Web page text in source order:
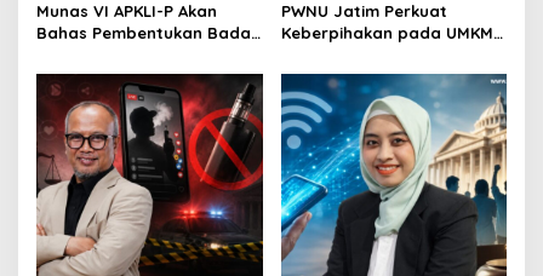
Munas VI APKLI-P Akan
Bahas Pembentukan Badan
Dinilai Penting Hadapi
Bonus Demografi
PWNU Jatim Perkuat
Keberpihakan pada UMKM